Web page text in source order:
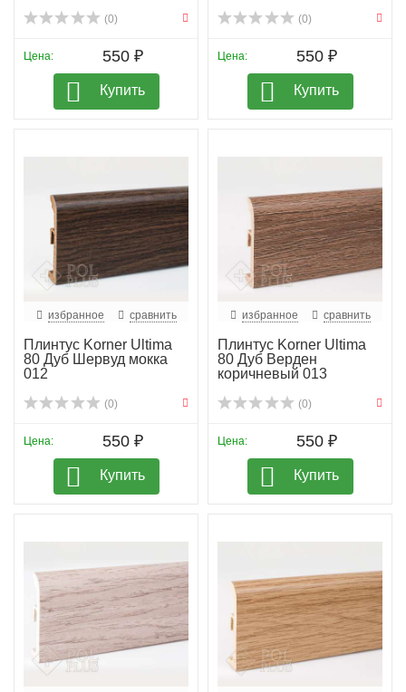
(0)
Цена: 550 ₽
Купить
(0)
Цена: 550 ₽
Купить
избранное сравнить
Плинтус Korner Ultima
80 Дуб Шервуд мокка
012
(0)
Цена: 550 ₽
Купить
избранное сравнить
Плинтус Korner Ultima
80 Дуб Верден
коричневый 013
(0)
Цена: 550 ₽
Купить